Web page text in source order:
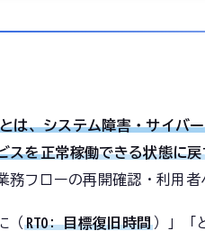
とは、システム障害・サイバ
スを正常稼働できる状態に
務フローの再開確認・利用者
（RTO: 目標復旧時間）」「